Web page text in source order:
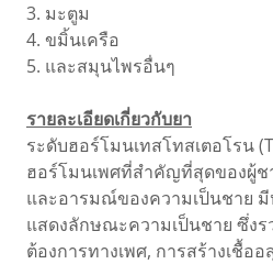
3. มะตูม
4. ขมิ้นเครือ
5. และสมุนไพรอื่นๆ
รายละเอียดเกี่ยวกับยา
ระดับฮอร์โมนเทสโทสเตอโรน
ฮอร์โมนเพศที่สำคัญที่สุดของผู้
และอารมณ์ของความเป็นชาย
แสดงลักษณะความเป็นชาย ซึ่งร
ต้องการทางเพศ, การสร้างเชื้อ